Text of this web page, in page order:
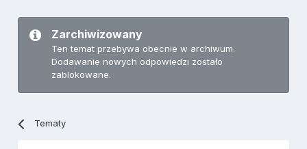
Zarchiwizowany
Ten temat przebywa obecnie w archiwum.
Dodawanie nowych odpowiedzi zostało
zablokowane.
Tematy